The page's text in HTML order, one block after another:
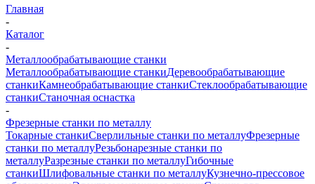
Главная
-
Каталог
-
Металлообрабатывающие станки
Металлообрабатывающие станкиДеревообрабатывающие
станкиКамнеобрабатывающие станкиСтеклообрабатывающие
станкиСтаночная оснастка
-
Фрезерные станки по металлу
Токарные станкиСверлильные станки по металлуФрезерные
станки по металлуРезьбонарезные станки по
металлуРазрезные станки по металлуГибочные
станкиШлифовальные станки по металлуКузнечно-прессовое